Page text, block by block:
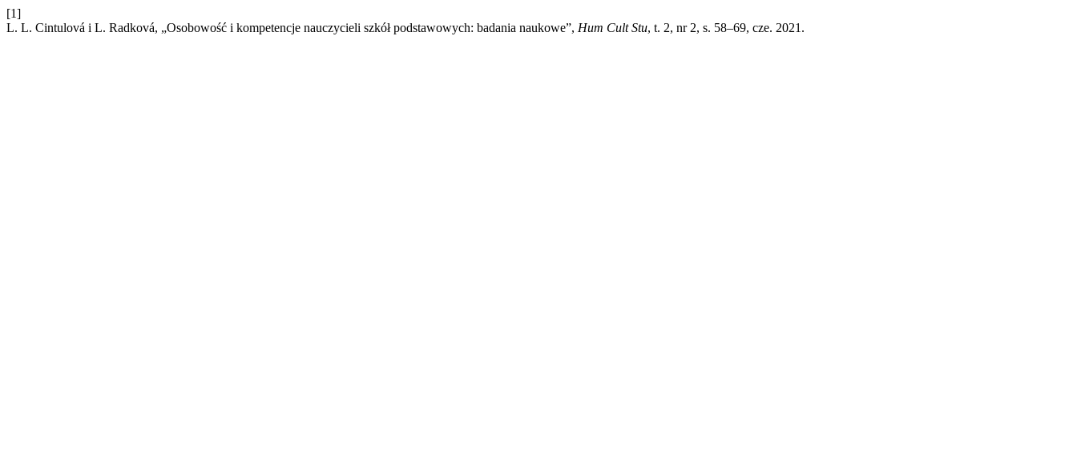
[1]
L. L. Cintulová i L. Radková, „Osobowość i kompetencje nauczycieli szkół podstawowych: badania naukowe”, Hum Cult Stu, t. 2, nr 2, s. 58–69, cze. 2021.